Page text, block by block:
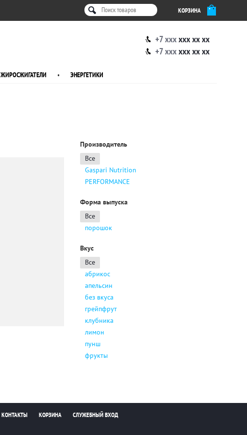
КОРЗИНА
+7 xxx xxx xx xx
+7 xxx xxx xx xx
ЖИРОСЖИГАТЕЛИ • ЭНЕРГЕТИКИ
Производитель
Все
Gaspari Nutrition
PERFORMANCE
Форма выпуска
Все
порошок
Вкус
Все
абрикос
апельсин
без вкуса
грейпфрут
клубника
лимон
пунш
фрукты
КОНТАКТЫ КОРЗИНА СЛУЖЕБНЫЙ ВХОД